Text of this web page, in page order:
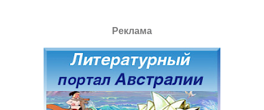
Реклама